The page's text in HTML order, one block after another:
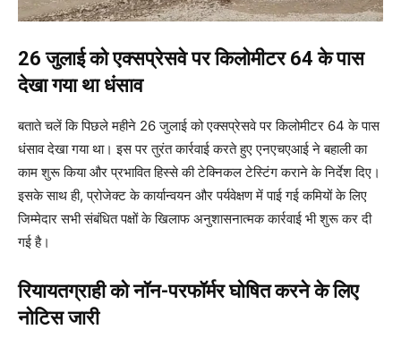
26 जुलाई को एक्सप्रेसवे पर किलोमीटर 64 के पास
देखा गया था धंसाव
बताते चलें कि पिछले महीने 26 जुलाई को एक्सप्रेसवे पर किलोमीटर 64 के पास
धंसाव देखा गया था। इस पर तुरंत कार्रवाई करते हुए एनएचएआई ने बहाली का
काम शुरू किया और प्रभावित हिस्से की टेक्निकल टेस्टिंग कराने के निर्देश दिए।
इसके साथ ही, प्रोजेक्ट के कार्यान्वयन और पर्यवेक्षण में पाई गई कमियों के लिए
जिम्मेदार सभी संबंधित पक्षों के खिलाफ अनुशासनात्मक कार्रवाई भी शुरू कर दी
गई है।
रियायतग्राही को नॉन-परफॉर्मर घोषित करने के लिए
नोटिस जारी